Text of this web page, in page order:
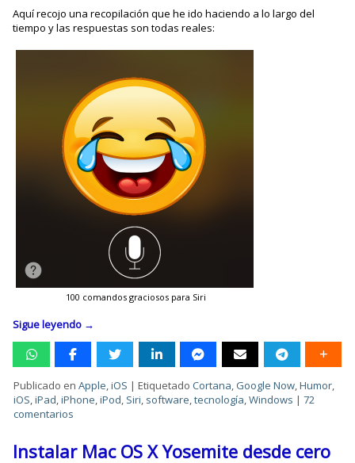
Aquí recojo una recopilación que he ido haciendo a lo largo del
tiempo y las respuestas son todas reales:
100 comandos graciosos para Siri
Sigue leyendo →
Publicado en Apple,iOS |Etiquetado Cortana, Google Now,Humor,
iOS,iPad,iPhone,iPod, Siri, software,tecnología,Windows |72
comentarios
Instalar Mac OS X Yosemite desde cero